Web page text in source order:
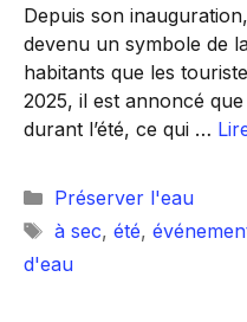
Depuis son
devenu un symbole de
habitants que les
2025, il est annoncé
durant l’été, ce qui …
Catégories
Préserver l'eau
Étiquettes
à sec, été,
d'eau